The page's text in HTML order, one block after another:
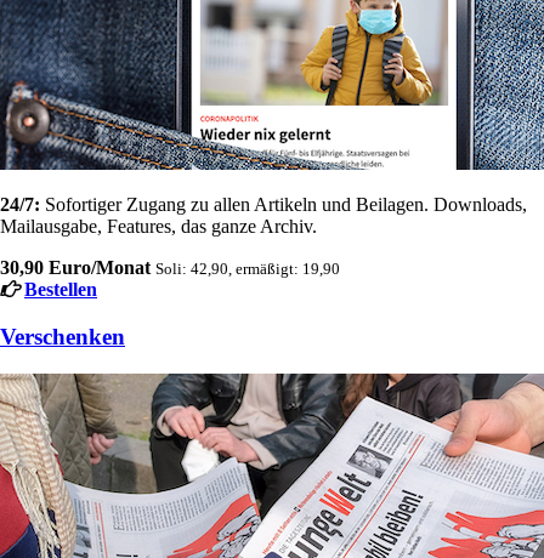
24/7: Sofortiger Zugang zu allen Artikeln und Beilagen. Downloads,
Mailausgabe, Features, das ganze Archiv.
30,90 Euro/Monat Soli: 42,90, ermäßigt: 19,90
Bestellen
Verschenken